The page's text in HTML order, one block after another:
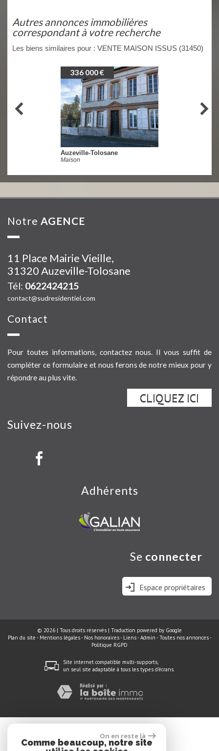
autres annonces immobilières
correspondant à votre recherche
Les biens similaires pour : VENTE MAISON ISSUS (31450)
336 000 €
Auzeville-Tolosane
Maison
notre AGENCE
11 Place Mairie Vieille,
31320 Auzeville-Tolosane
Tél: 0622424215
contact@sudresidentiel.com
contact
Pour toutes informations, contactez nous. Il vous suffit de
compléter ce formulaire et nous ferons de notre mieux pour y
répondre au plus vite.
CLIQUEZ ICI
suivez-nous
adhérents
se connecter
Espace propriétaires
© 2026 | Tous droits réservés | Traduction powered by Google
Plan du site - Mentions légales- Nos honoraires- Liens-Admin -Toutes nos annonces-
Politique RGPD
Site internet compatible multi-supports,
un seul site adaptable à tous les types d'écrans.
On en reste là
Comme beaucoup, notre site